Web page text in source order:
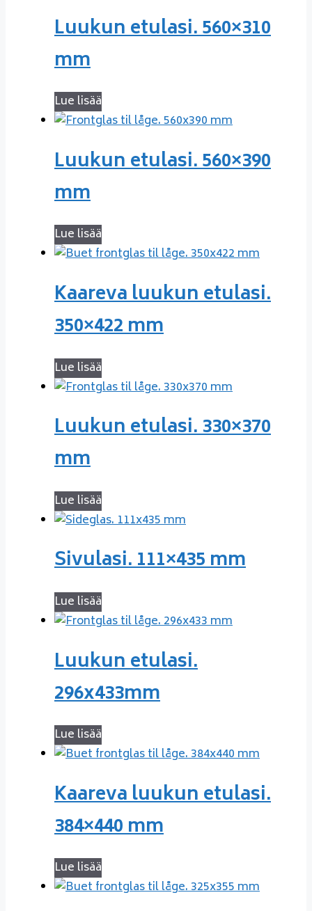
Luukun etulasi. 560×310
mm
Lue lisää
Luukun etulasi. 560×390
mm
Lue lisää
Kaareva luukun etulasi.
350×422 mm
Lue lisää
Luukun etulasi. 330×370
mm
Lue lisää
Sivulasi. 111×435 mm
Lue lisää
Luukun etulasi.
296x433mm
Lue lisää
Kaareva luukun etulasi.
384×440 mm
Lue lisää